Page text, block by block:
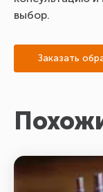
выбор.
Заказать